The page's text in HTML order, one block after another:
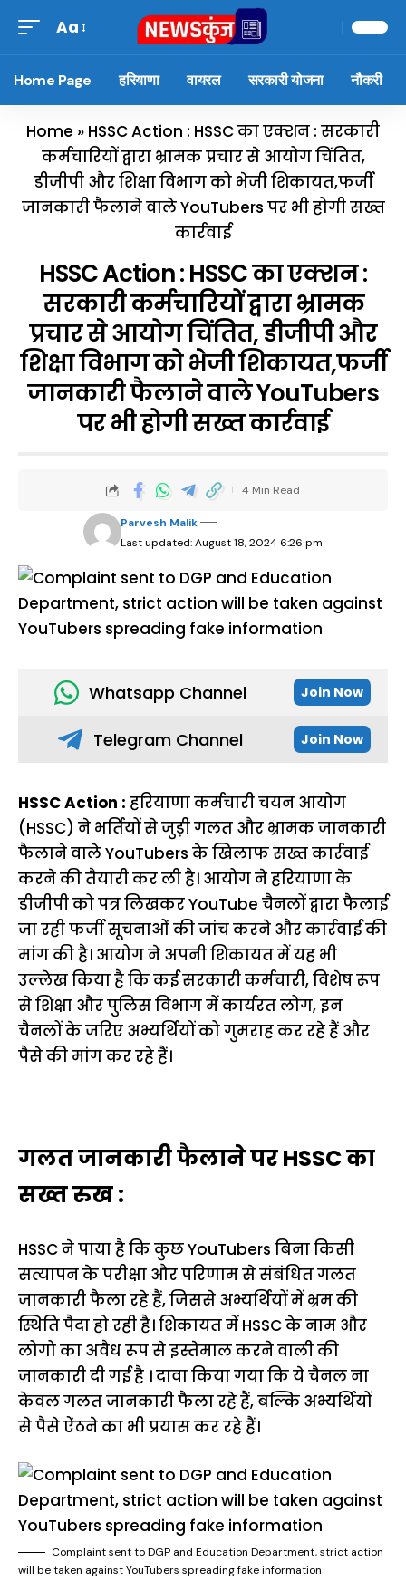
Aa
Home Page हरियाणा वायरल सरकारी योजना नौकरी
Home » HSSC Action : HSSC का एक्शन : सरकारी
कर्मचारियों द्वारा भ्रामक प्रचार से आयोग चिंतित,
डीजीपी और शिक्षा विभाग को भेजी शिकायत,फर्जी
जानकारी फैलाने वाले YouTubers पर भी होगी सख्त
कार्रवाई
HSSC Action : HSSC का एक्शन :
सरकारी कर्मचारियों द्वारा भ्रामक
प्रचार से आयोग चिंतित, डीजीपी और
शिक्षा विभाग को भेजी शिकायत,फर्जी
जानकारी फैलाने वाले YouTubers
पर भी होगी सख्त कार्रवाई
Last updated: August 18, 2024 6:26 pm
Parvesh Malik
4 Min Read
Whatsapp Channel Join Now
Telegram Channel Join Now
HSSC Action : हरियाणा कर्मचारी चयन आयोग
(HSSC) ने भर्तियों से जुड़ी गलत और भ्रामक जानकारी
फैलाने वाले YouTubers के खिलाफ सख्त कार्रवाई
करने की तैयारी कर ली है। आयोग ने हरियाणा के
डीजीपी को पत्र लिखकर YouTube चैनलों द्वारा फैलाई
जा रही फर्जी सूचनाओं की जांच करने और कार्रवाई की
मांग की है। आयोग ने अपनी शिकायत में यह भी
उल्लेख किया है कि कई सरकारी कर्मचारी, विशेष रूप
से शिक्षा और पुलिस विभाग में कार्यरत लोग, इन
चैनलों के जरिए अभ्यर्थियों को गुमराह कर रहे हैं और
पैसे की मांग कर रहे हैं।
गलत जानकारी फैलाने पर HSSC का
सख्त रुख :
HSSC ने पाया है कि कुछ YouTubers बिना किसी
सत्यापन के परीक्षा और परिणाम से संबंधित गलत
जानकारी फैला रहे हैं, जिससे अभ्यर्थियों में भ्रम की
स्थिति पैदा हो रही है। शिकायत में HSSC के नाम और
लोगो का अवैध रूप से इस्तेमाल करने वाली की
जानकारी दी गई है । दावा किया गया कि ये चैनल ना
केवल गलत जानकारी फैला रहे हैं, बल्कि अभ्यर्थियों
से पैसे ऐंठने का भी प्रयास कर रहे हैं।
Complaint sent to DGP and Education Department, strict action
will be taken against YouTubers spreading fake information